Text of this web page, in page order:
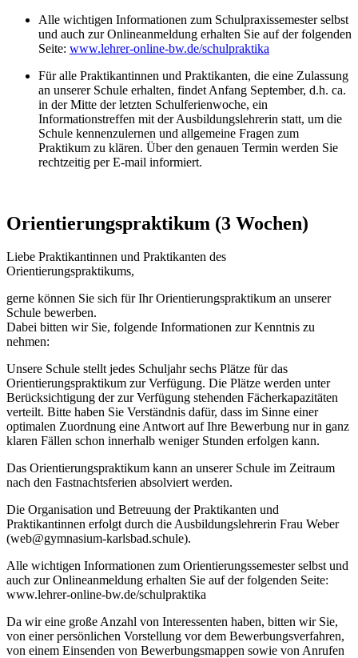
Alle wichtigen Informationen zum Schulpraxissemester selbst
und auch zur Onlineanmeldung erhalten Sie auf der folgenden
Seite: www.lehrer-online-bw.de/schulpraktika
Für alle Praktikantinnen und Praktikanten, die eine Zulassung
an unserer Schule erhalten, findet Anfang September, d.h. ca.
in der Mitte der letzten Schulferienwoche, ein
Informationstreffen mit der Ausbildungslehrerin statt, um die
Schule kennenzulernen und allgemeine Fragen zum
Praktikum zu klären. Über den genauen Termin werden Sie
rechtzeitig per E-mail informiert.
Orientierungspraktikum (3 Wochen)
Liebe Praktikantinnen und Praktikanten des
Orientierungspraktikums,
gerne können Sie sich für Ihr Orientierungspraktikum an unserer
Schule bewerben.
Dabei bitten wir Sie, folgende Informationen zur Kenntnis zu
nehmen:
Unsere Schule stellt jedes Schuljahr sechs Plätze für das
Orientierungspraktikum zur Verfügung. Die Plätze werden unter
Berücksichtigung der zur Verfügung stehenden Fächerkapazitäten
verteilt. Bitte haben Sie Verständnis dafür, dass im Sinne einer
optimalen Zuordnung eine Antwort auf Ihre Bewerbung nur in ganz
klaren Fällen schon innerhalb weniger Stunden erfolgen kann.
Das Orientierungspraktikum kann an unserer Schule im Zeitraum
nach den Fastnachtsferien absolviert werden.
Die Organisation und Betreuung der Praktikanten und
Praktikantinnen erfolgt durch die Ausbildungslehrerin Frau Weber
(web@gymnasium-karlsbad.schule).
Alle wichtigen Informationen zum Orientierungssemester selbst und
auch zur Onlineanmeldung erhalten Sie auf der folgenden Seite:
www.lehrer-online-bw.de/schulpraktika
Da wir eine große Anzahl von Interessenten haben, bitten wir Sie,
von einer persönlichen Vorstellung vor dem Bewerbungsverfahren,
von einem Einsenden von Bewerbungsmappen sowie von Anrufen